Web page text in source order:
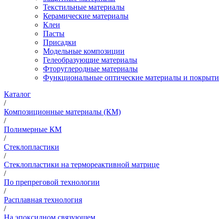
Текстильные материалы
Керамические материалы
Клеи
Пасты
Присадки
Модельные композиции
Гелеобразующие материалы
Фторуглеродные материалы
Функциональные оптические материалы и
Каталог
/
Композиционные материалы (КМ)
/
Полимерные КМ
/
Стеклопластики
/
Стеклопластики на термореактивной матрице
/
По препреговой технологии
/
Расплавная технология
/
На эпоксидном связующем